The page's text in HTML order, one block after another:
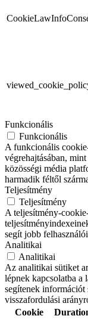
Funkcionális
Funkcionális
A funkcionális
végrehajtásában,
közösségi média
harmadik féltől
Teljesítmény
Teljesítmény
A teljesítmény-
segít jobb
Analitikai
Analitikai
Az analitikai sütiket
lépnek kapcsolatba a
segítenek információt
visszafordulási
Cookie